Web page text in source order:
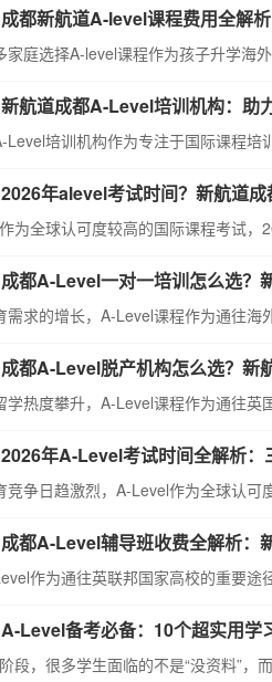
成都新航道A-level课程费用全解
新航道成都A-Level培训机构：助
2026年alevel考试时间？新航道成
成都A-Level一对一培训怎么选？
成都A-Level脱产机构怎么选？新
2026年A-Level考试时间全解析
成都A-Level辅导班收费全解析：
A-Level备考必备：10个超实用学